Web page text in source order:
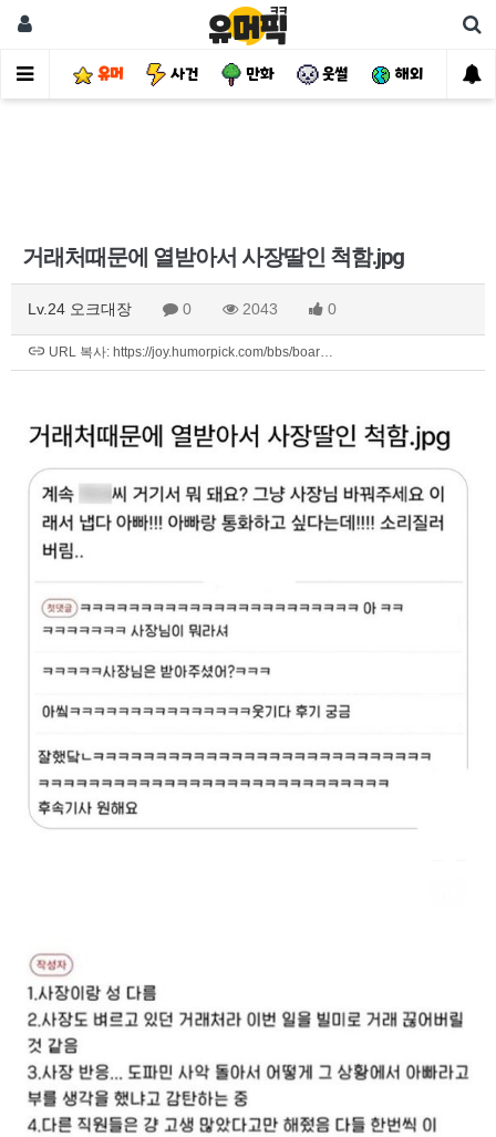
유머 사건 만화 웃썰 해외 핫
거래처때문에 열받아서 사장딸인 척함.jpg
Lv.24 오크대장 0 2043 0
URL 복사: https://joy.humorpick.com/bbs/boar…